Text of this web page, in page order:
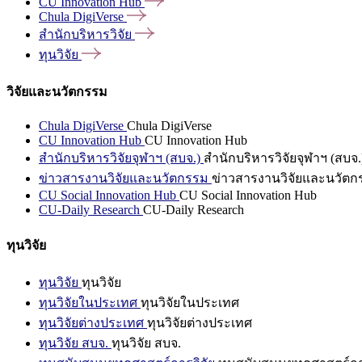
Chula DigiVerse
สำนักบริหารวิจัย
ทุนวิจัย
วิจัยและนวัตกรรม
Chula DigiVerse Chula DigiVerse
CU Innovation Hub CU Innovation Hub
สำนักบริหารวิจัยจุฬาฯ (สบจ.) สำนักบริหารวิจัยจุฬาฯ (สบจ
ข่าวสารงานวิจัยและนวัตกรรม ข่าวสารงานวิจัยและนวัตก
CU Social Innovation Hub CU Social Innovation Hub
CU-Daily Research CU-Daily Research
ทุนวิจัย
ทุนวิจัย ทุนวิจัย
ทุนวิจัยในประเทศ ทุนวิจัยในประเทศ
ทุนวิจัยต่างประเทศ ทุนวิจัยต่างประเทศ
ทุนวิจัย สบจ. ทุนวิจัย สบจ.